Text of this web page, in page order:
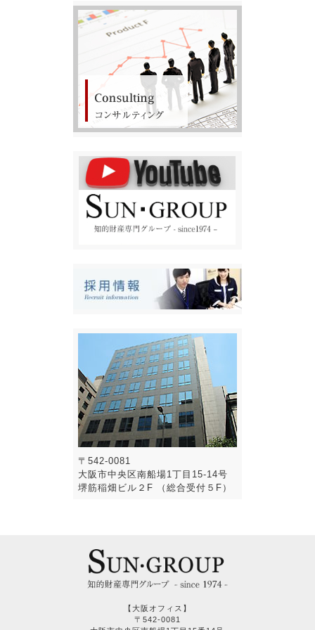
〒542-0081
大阪市中央区南船場1丁目15-14号
堺筋稲畑ビル２F （総合受付５F）
【大阪オフィス】
〒542-0081